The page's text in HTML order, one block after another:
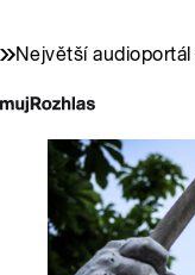
Největší